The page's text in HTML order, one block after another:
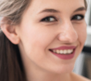
SEGUICI SUI SOCIAL